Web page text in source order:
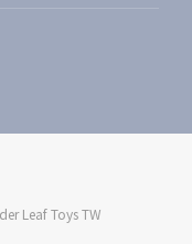
Leaf Toys TW